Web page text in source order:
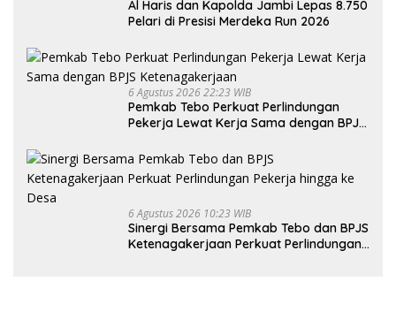
Al Haris dan Kapolda Jambi Lepas 8.750
Pelari di Presisi Merdeka Run 2026
6 Agustus 2026 22:23 WIB
Pemkab Tebo Perkuat Perlindungan
Pekerja Lewat Kerja Sama dengan BPJS
6 Agustus 2026 10:23 WIB
Sinergi Bersama Pemkab Tebo dan BPJS
Ketenagakerjaan Perkuat Perlindungan